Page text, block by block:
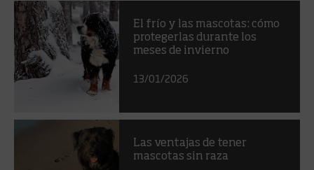
El frío y las mascotas: cómo
protegerlas durante los
meses de invierno
13/01/2026
Las ventajas de tener
mascotas sin raza